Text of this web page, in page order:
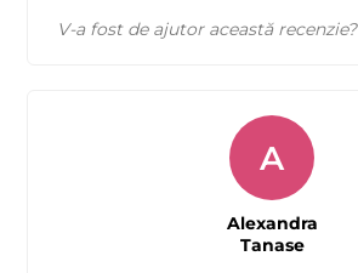
V-a fost de ajutor această recenzie?
A
Alexandra
Tanase